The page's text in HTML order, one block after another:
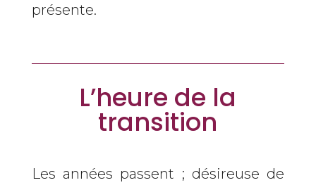
présente.
L’heure de la
transition
Les années passent ; désireuse de